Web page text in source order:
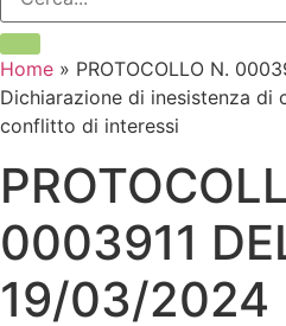
Home » PROTOCOLLO N.
Dichiarazione di inesistenza di
conflitto di interessi
0003911
19/03/2024